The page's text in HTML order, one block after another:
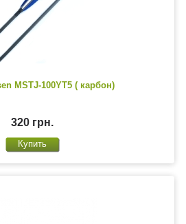
MSTJ-100YT5 ( карбон)
320 грн.